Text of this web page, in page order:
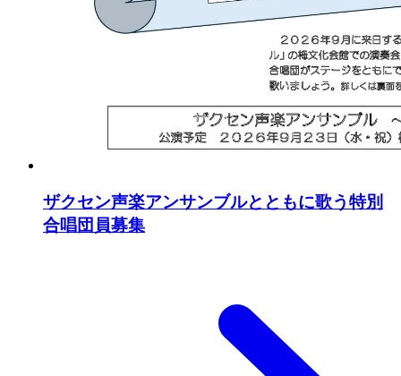
ザクセン声楽アンサンブルとともに歌う特別
合唱団員募集